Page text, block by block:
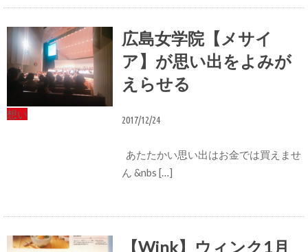
想い
広島女学院【メサイ
ア】が思い出をよみが
えらせる
2017/12/24
あたたかい思い出はお金では買えませ
ん &nbs […]
【Wink】ウィンク1月